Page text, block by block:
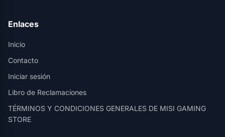
Enlaces
Inicio
Contacto
Iniciar sesión
Libro de Reclamaciones
TÉRMINOS Y CONDICIONES GENERALES DE MISI GAMING
STORE